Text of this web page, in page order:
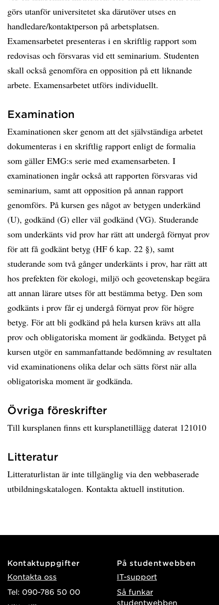
görs utanför universitetet ska därutöver utses en
handledare/kontaktperson på arbetsplatsen.
Examensarbetet presenteras i en skriftlig rapport som
redovisas och försvaras vid ett seminarium. Studenten
skall också genomföra en opposition på ett liknande
arbete. Examensarbetet utförs individuellt.
Examination
Examinationen sker genom att det självständiga arbetet
dokumenteras i en skriftlig rapport enligt de formalia
som gäller EMG:s serie med examensarbeten. I
examinationen ingår också att rapporten försvaras vid
seminarium, samt att opposition på annan rapport
genomförs. På kursen ges något av betygen underkänd
(U), godkänd (G) eller väl godkänd (VG). Studerande
som underkänts vid prov har rätt att undergå förnyat prov
för att få godkänt betyg (HF 6 kap. 22 §), samt
studerande som två gånger underkänts i prov, har rätt att
hos prefekten för ekologi, miljö och geovetenskap begära
att annan lärare utses för att bestämma betyg. Den som
godkänts i prov får ej undergå förnyat prov för högre
betyg. För att bli godkänd på hela kursen krävs att alla
prov och obligatoriska moment är godkända. Betyget på
kursen utgör en sammanfattande bedömning av resultaten
vid examinationens olika delar och sätts först när alla
obligatoriska moment är godkända.
Övriga föreskrifter
Till kursplanen finns ett kursplanetillägg daterat 121010
Litteratur
Litteraturlistan är inte tillgänglig via den webbaserade
utbildningskatalogen. Kontakta aktuell institution.
Kontaktuppgifter
Kontakta oss
Tel: 090-786 50 00
På studentwebben
IT-support
Så funkar
studentwebben